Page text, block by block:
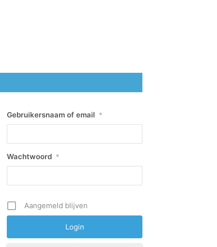
Gebruikersnaam of email *
Wachtwoord *
Aangemeld blijven